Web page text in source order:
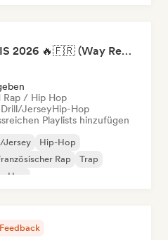
RAP FRANÇAIS 2026 🔥🇫🇷 (Way Records)
Rap / Hip Hop
Drill/JerseyHip-Hop
Playlists hinzufügen
Jersey
Hip-Hop
Rap
Trap
Hop